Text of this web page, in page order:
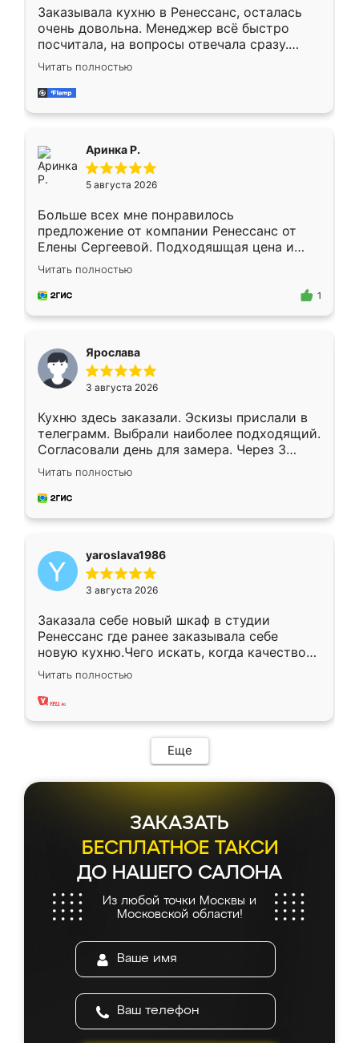
Заказывала кухню в Ренессанс, осталась
очень довольна. Менеджер всё быстро
посчитала, на вопросы отвечала сразу.
Замерщик приехал в субботу, подошёл к
делу со всей ответственностью. Собрали
за день, ребята работали аккуратно, даже
Читать полностью
Аринка Р.
5 августа 2026
Больше всех мне понравилось
предложение от компании Ренессанс от
Елены Сергеевой. Подходяшщая цена и
короткие сроки изготовления. Приехавший
для замера сотрудник Владислав
предложил по моему эскизу самый
Читать полностью
1
Ярослава
3 августа 2026
Кухню здесь заказали. Эскизы прислали в
телеграмм. Выбрали наиболее подходящий.
Согласовали день для замера. Через 3
недели кухня была уже готова. Остались
довольны работой. Спасибо Ренессанс
мебель за качественную работу!
Читать полностью
yaroslava1986
3 августа 2026
Заказала себе новый шкаф в студии
Ренессанс где ранее заказывала себе
новую кухню.Чего искать, когда качеством
вполне довольна. Служит кухня уже почти
два года, нареканий нет.
Читать полностью
Еще
ЗАКАЗАТЬ
БЕСПЛАТНОЕ ТАКСИ
ДО НАШЕГО САЛОНА
Из любой точки Москвы и
Московской области!